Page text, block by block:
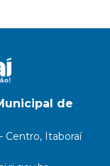
de
Centro, Itaboraí